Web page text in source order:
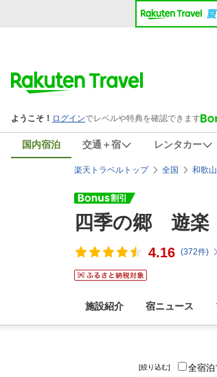
国内宿泊 交通＋宿 レンタカー
楽天トラベルトップ 全国 和歌
四季の郷 遊
4.16 (372件)
施設紹介 宿ニュース
[絞り込む] 全宿泊